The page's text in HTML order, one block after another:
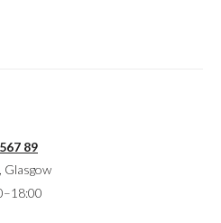
89
Glasgow